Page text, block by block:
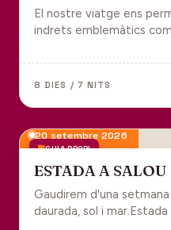
El nostre viatge ens
indrets emblemàtics
tot inclòs per gaudir
8 DIES / 7 NITS
GUIA PROPI
20 setembre 2026
ESTADA A SALOU
Gaudirem d'una
daurada, sol i